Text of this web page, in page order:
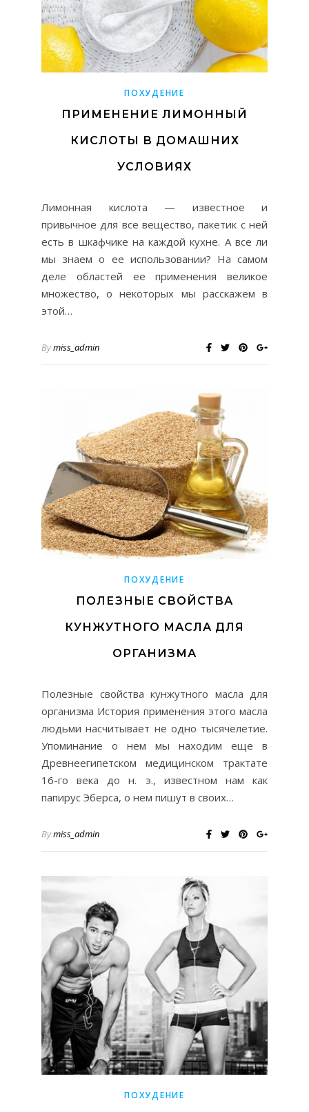
ПОХУДЕНИЕ
ПРИМЕНЕНИЕ ЛИМОННЫЙ
КИСЛОТЫ В ДОМАШНИХ
УСЛОВИЯХ
Лимонная кислота — известное и
привычное для все вещество, пакетик с ней
есть в шкафчике на каждой кухне. А все ли
мы знаем о ее использовании? На самом
деле областей ее применения великое
множество, о некоторых мы расскажем в
этой…
Bymiss_admin
ПОХУДЕНИЕ
ПОЛЕЗНЫЕ СВОЙСТВА
КУНЖУТНОГО МАСЛА ДЛЯ
ОРГАНИЗМА
Полезные свойства кунжутного масла для
организма История применения этого масла
людьми насчитывает не одно тысячелетие.
Упоминание о нем мы находим еще в
Древнеегипетском медицинском трактате
16-го века до н. э., известном нам как
папирус Эберса, о нем пишут в своих…
Bymiss_admin
ПОХУДЕНИЕ